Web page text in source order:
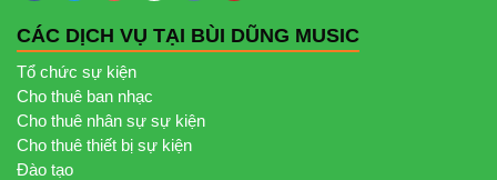
CÁC DỊCH VỤ TẠI BÙI DŨNG MUSIC
Tổ chức sự kiện
Cho thuê ban nhạc
Cho thuê nhân sự sự kiện
Cho thuê thiết bị sự kiện
Đào tạo